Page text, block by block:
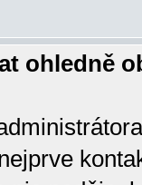
ohledně